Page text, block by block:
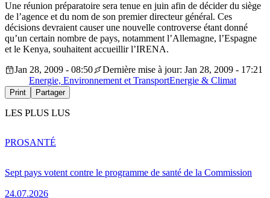
Une réunion préparatoire sera tenue en juin afin de décider du siège
de l’agence et du nom de son premier directeur général. Ces
décisions devraient causer une nouvelle controverse étant donné
qu’un certain nombre de pays, notamment l’Allemagne, l’Espagne
et le Kenya, souhaitent accueillir l’IRENA.
Jan 28, 2009 - 08:50
Dernière mise à jour: Jan 28, 2009 - 17:21
Energie, Environnement et TransportEnergie & Climat
Print Partager
LES PLUS LUS
Sept pays votent contre le programme de santé de la Commission
24.07.2026
PROSANTÉ